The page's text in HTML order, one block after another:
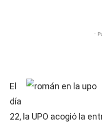
-
El
día
22, la UPO acogió la